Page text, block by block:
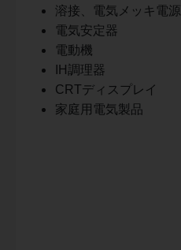
溶接、電気メッキ電源
電気安定器
電動機
IH調理器
CRTディスプレイ
家庭用電気製品